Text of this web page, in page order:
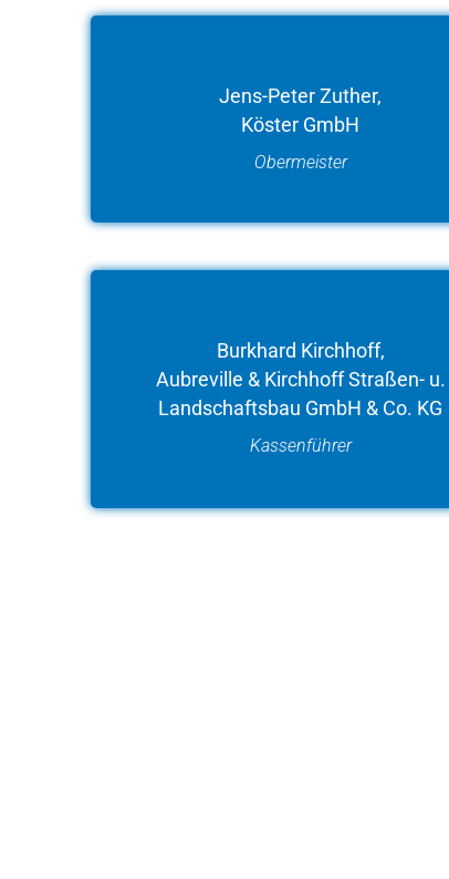
Jens-Peter Zuther,
Köster GmbH
Obermeister
Burkhard Kirchhoff,
Aubreville & Kirchhoff Straßen- u.
Landschaftsbau GmbH & Co. KG
Kassenführer